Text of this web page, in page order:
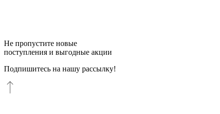
Не пропустите новые
поступления и выгодные акции
Подпишитесь на нашу рассылку!